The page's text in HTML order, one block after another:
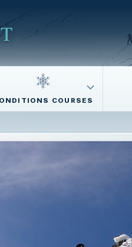
COURSES